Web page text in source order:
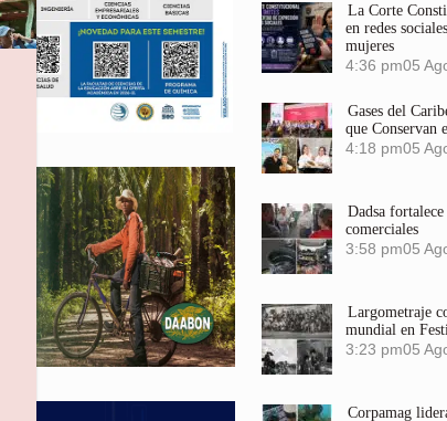
La Corte
en redes
mujeres
4:36 pm05
Gases del
que Conservan
4:18 pm05
Dadsa
comerciales
3:58 pm05
Largometraje
mundial en
3:23 pm05
Corpamag